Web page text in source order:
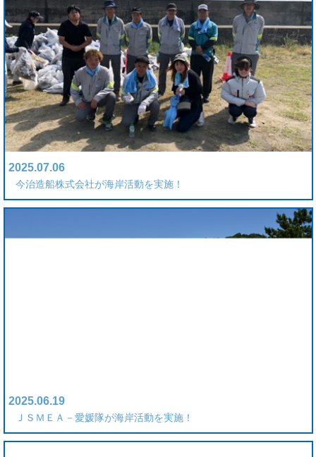
2025.07.06
今治造船株式会社が海岸活動を実施！
2025.06.19
ＪＳＭＥＡ－愛媛隊が海岸活動を実施！